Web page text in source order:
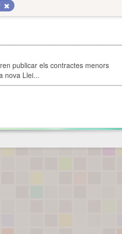
publicar els contractes menors
nova Llei...